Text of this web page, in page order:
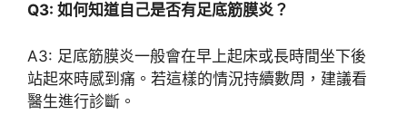
Q3: 如何知道自己是否有足底筋膜炎？
A3: 足底筋膜炎一般會在早上起床或長時間坐下後
站起來時感到痛。若這樣的情況持續數周，建議看
醫生進行診斷。